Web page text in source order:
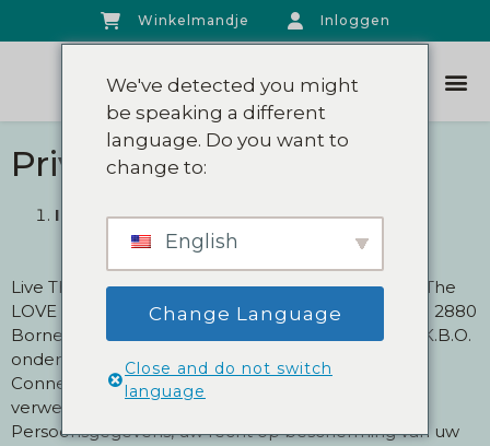
Winkelmandje Inloggen
Privacybeleid
INLEIDING
Live The Connection met maatschappelijke zetel The
LOVE Method GCV, met maatschappelijke zetel te 2880
Bornem, Puursesteenweg 10, ingeschreven in de K.B.O.
onder nummer 0834.195.347 (hierna “Live The
Connection”) respecteert, als
verwerkingsverantwoordelijke van uw
Persoonsgegevens, uw recht op bescherming van uw
We've detected you might
be speaking a different
language. Do you want to
change to:
English
Change Language
Close and do not switch
language